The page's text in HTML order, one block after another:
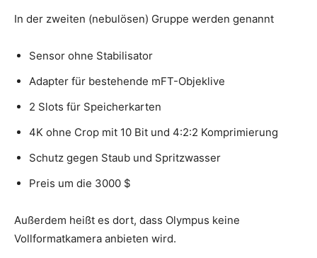
In der zweiten (nebulösen) Gruppe werden genannt
Sensor ohne Stabilisator
Adapter für bestehende mFT-Objeklive
2 Slots für Speicherkarten
4K ohne Crop mit 10 Bit und 4:2:2 Komprimierung
Schutz gegen Staub und Spritzwasser
Preis um die 3000 $
Außerdem heißt es dort, dass Olympus keine
Vollformatkamera anbieten wird.